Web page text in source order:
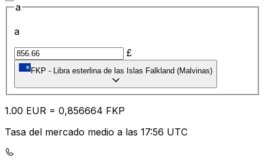
a
a
£
FKP - Libra esterlina de las Islas Falkland (Malvinas)
1.00 EUR = 0,856664 FKP
Tasa del mercado medio a las 17:56 UTC